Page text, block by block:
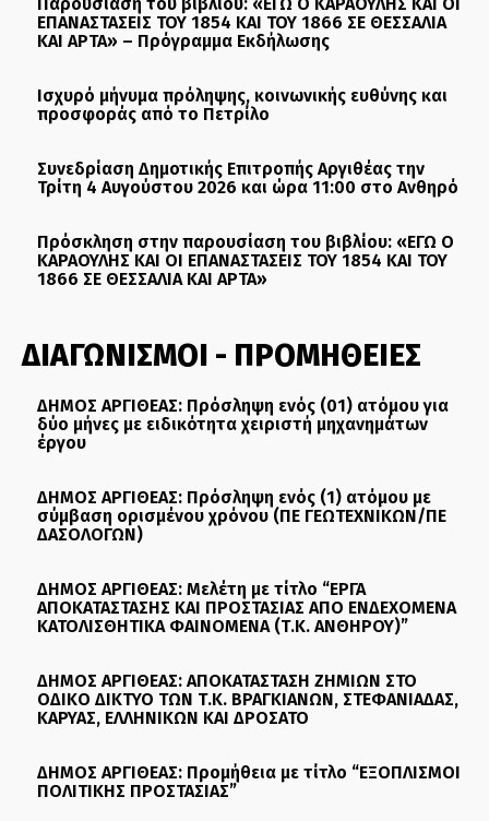
ΕΠΑΝΑΣΤΑΣΕΙΣ ΤΟΥ 1854 ΚΑΙ ΤΟΥ 1866 ΣΕ ΘΕΣΣΑΛΙΑ
ΚΑΙ ΑΡΤΑ» – Πρόγραμμα Εκδήλωσης
Ισχυρό μήνυμα πρόληψης, κοινωνικής ευθύνης και
προσφοράς από το Πετρίλο
Συνεδρίαση Δημοτικής Επιτροπής Αργιθέας την
Τρίτη 4 Αυγούστου 2026 και ώρα 11:00 στο Ανθηρό
Πρόσκληση στην παρουσίαση του βιβλίου: «ΕΓΩ Ο
ΚΑΡΑΟΥΛΗΣ ΚΑΙ ΟΙ ΕΠΑΝΑΣΤΑΣΕΙΣ ΤΟΥ 1854 ΚΑΙ ΤΟΥ
1866 ΣΕ ΘΕΣΣΑΛΙΑ ΚΑΙ ΑΡΤΑ»
ΔΙΑΓΩΝΙΣΜΟΙ - ΠΡΟΜΗΘΕΙΕΣ
ΔΗΜΟΣ ΑΡΓΙΘΕΑΣ: Πρόσληψη ενός (01) ατόμου για
δύο μήνες με ειδικότητα χειριστή μηχανημάτων
έργου
ΔΗΜΟΣ ΑΡΓΙΘΕΑΣ: Πρόσληψη ενός (1) ατόμου με
σύμβαση ορισμένου χρόνου (ΠΕ ΓΕΩΤΕΧΝΙΚΩΝ/ΠΕ
ΔΑΣΟΛΟΓΩΝ)
ΔΗΜΟΣ ΑΡΓΙΘΕΑΣ: Μελέτη με τίτλο “ΕΡΓΑ
ΑΠΟΚΑΤΑΣΤΑΣΗΣ ΚΑΙ ΠΡΟΣΤΑΣΙΑΣ ΑΠΟ ΕΝΔΕΧΟΜΕΝΑ
ΚΑΤΟΛΙΣΘΗΤΙΚΑ ΦΑΙΝΟΜΕΝΑ (Τ.Κ. ΑΝΘΗΡΟΥ)”
ΔΗΜΟΣ ΑΡΓΙΘΕΑΣ: ΑΠΟΚΑΤΑΣΤΑΣΗ ΖΗΜΙΩΝ ΣΤΟ
ΟΔΙΚΟ ΔΙΚΤΥΟ ΤΩΝ Τ.Κ. ΒΡΑΓΚΙΑΝΩΝ, ΣΤΕΦΑΝΙΑΔΑΣ,
ΚΑΡΥΑΣ, ΕΛΛΗΝΙΚΩΝ ΚΑΙ ΔΡΟΣΑΤΟ
ΔΗΜΟΣ ΑΡΓΙΘΕΑΣ: Προμήθεια με τίτλο “ΕΞΟΠΛΙΣΜΟΙ
ΠΟΛΙΤΙΚΗΣ ΠΡΟΣΤΑΣΙΑΣ”